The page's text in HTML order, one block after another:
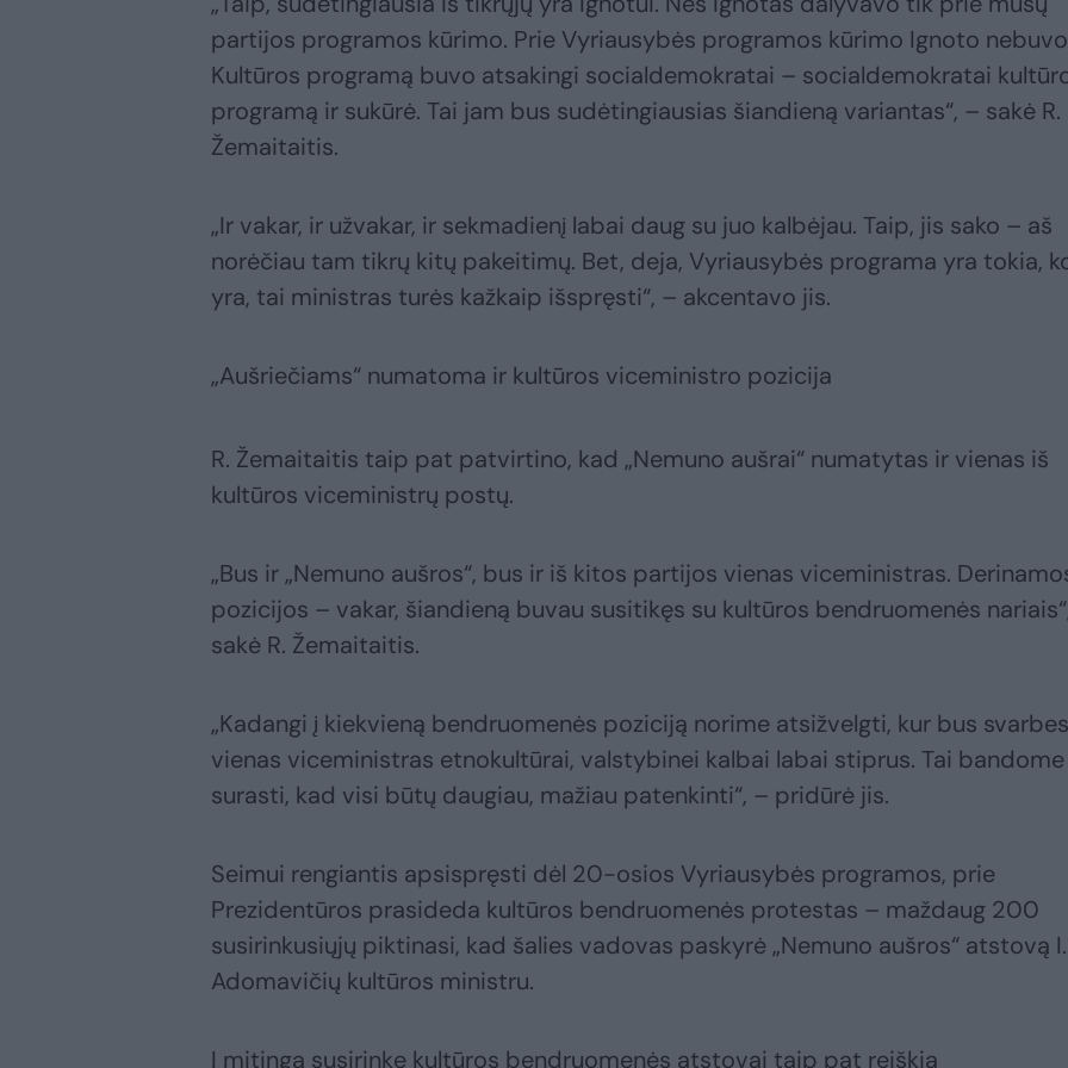
partijos programos kūrimo. Prie Vyriausybės programos kūrimo Ignoto
Kultūros programą buvo atsakingi socialdemokratai – socialdemokratai
programą ir sukūrė. Tai jam bus sudėtingiausias šiandieną variantas“, – sakė R.
Žemaitaitis.
„Ir vakar, ir užvakar, ir sekmadienį labai daug su juo kalbėjau. Taip, jis sako – aš
norėčiau tam tikrų kitų pakeitimų. Bet, deja, Vyriausybės programa yra tokia,
yra, tai ministras turės kažkaip išspręsti“, – akcentavo jis.
„Aušriečiams“ numatoma ir kultūros viceministro pozicija
R. Žemaitaitis taip pat patvirtino, kad „Nemuno aušrai“ numatytas ir vienas iš
kultūros viceministrų postų.
„Bus ir „Nemuno aušros“, bus ir iš kitos partijos vienas viceministras.
pozicijos – vakar, šiandieną buvau susitikęs su kultūros bendruomenės
sakė R. Žemaitaitis.
„Kadangi į kiekvieną bendruomenės poziciją norime atsižvelgti, kur bus
vienas viceministras etnokultūrai, valstybinei kalbai labai stiprus. Tai bandome
surasti, kad visi būtų daugiau, mažiau patenkinti“, – pridūrė jis.
Seimui rengiantis apsispręsti dėl 20-osios Vyriausybės programos, prie
Prezidentūros prasideda kultūros bendruomenės protestas – maždaug 200
susirinkusiųjų piktinasi, kad šalies vadovas paskyrė „Nemuno aušros“ atstovą I.
Adomavičių kultūros ministru.
Į mitingą susirinkę kultūros bendruomenės atstovai taip pat reiškia